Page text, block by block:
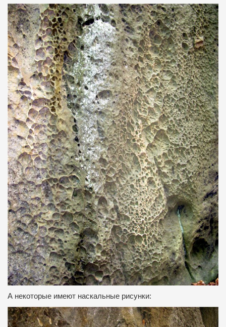
А некоторые имеют наскальные рисунки: